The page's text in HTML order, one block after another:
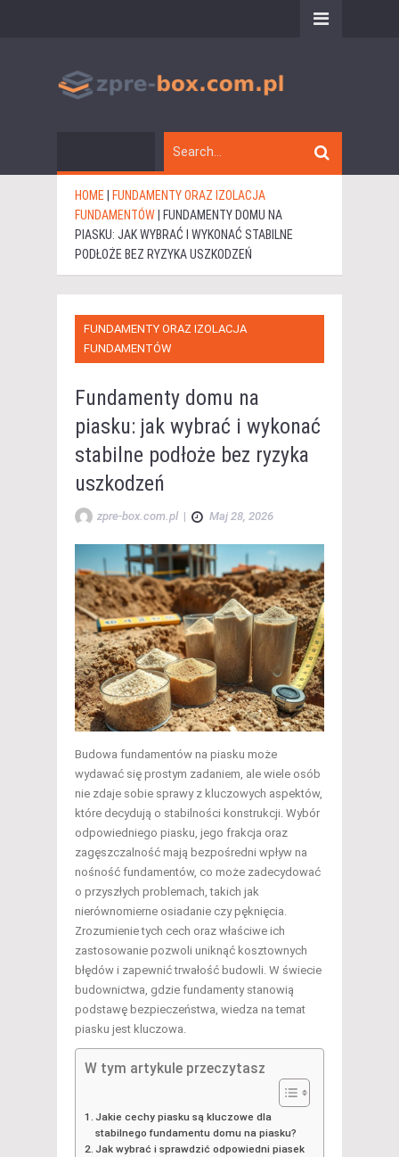
HOME
FUNDAMENTY ORAZ IZOLACJA
FUNDAMENTÓW
FUNDAMENTY DOMU NA
PIASKU: JAK WYBRAĆ I WYKONAĆ STABILNE
PODŁOŻE BEZ RYZYKA USZKODZEŃ
FUNDAMENTY ORAZ IZOLACJA
FUNDAMENTÓW
Fundamenty domu na
piasku: jak wybrać i wykonać
stabilne podłoże bez ryzyka
uszkodzeń
zpre-box.com.pl | Maj 28, 2026
Budowa fundamentów na piasku może
wydawać się prostym zadaniem, ale wiele osób
nie zdaje sobie sprawy z kluczowych aspektów,
które decydują o stabilności konstrukcji. Wybór
odpowiedniego piasku, jego frakcja oraz
zagęszczalność mają bezpośredni wpływ na
nośność fundamentów, co może zadecydować
o przyszłych problemach, takich jak
nierównomierne osiadanie czy pęknięcia.
Zrozumienie tych cech oraz właściwe ich
zastosowanie pozwoli uniknąć kosztownych
błędów i zapewnić trwałość budowli. W świecie
budownictwa, gdzie fundamenty stanowią
podstawę bezpieczeństwa, wiedza na temat
piasku jest kluczowa.
W tym artykule przeczytasz
Jakie cechy piasku są kluczowe dla
stabilnego fundamentu domu na piasku?
Jak wybrać i sprawdzić odpowiedni piasek